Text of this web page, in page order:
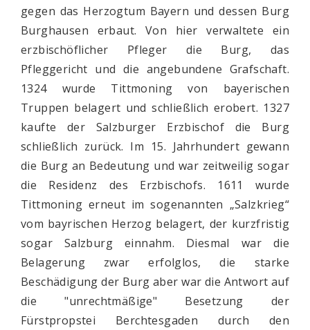
gegen das Herzogtum Bayern und dessen Burg
Burghausen erbaut. Von hier verwaltete ein
erzbischöflicher Pfleger die Burg, das
Pfleggericht und die angebundene Grafschaft.
1324 wurde Tittmoning von bayerischen
Truppen belagert und schließlich erobert. 1327
kaufte der Salzburger Erzbischof die Burg
schließlich zurück. Im 15. Jahrhundert gewann
die Burg an Bedeutung und war zeitweilig sogar
die Residenz des Erzbischofs. 1611 wurde
Tittmoning erneut im sogenannten „Salzkrieg“
vom bayrischen Herzog belagert, der kurzfristig
sogar Salzburg einnahm. Diesmal war die
Belagerung zwar erfolglos, die starke
Beschädigung der Burg aber war die Antwort auf
die "unrechtmäßige" Besetzung der
Fürstpropstei Berchtesgaden durch den